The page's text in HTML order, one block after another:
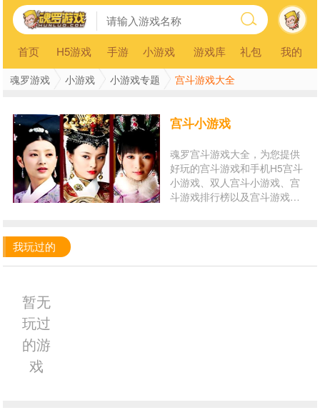
首页 H5游戏 手游 小游戏 游戏库 礼包 我的
魂罗游戏 小游戏 小游戏专题 宫斗游戏大全
宫斗小游戏
魂罗宫斗游戏大全，为您提供
好玩的宫斗游戏和手机H5宫斗
小游戏、双人宫斗小游戏、宫
斗游戏排行榜以及宫斗游戏在
我玩过的
暂无
玩过
的游
戏